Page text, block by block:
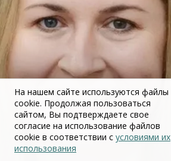
На нашем сайте используются файлы
cookie. Продолжая пользоваться
сайтом, Вы подтверждаете свое
согласие на использование файлов
cookie в соответствии с условиями их
использования